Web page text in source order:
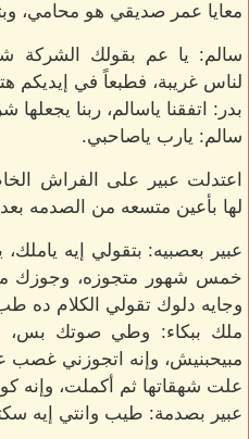
معايا عمر صديقي هو محامي،
سالم: يا عم بقولك الشركة
لناس غريبة، فطبعاً في إيديكم
بدر: اتفقنا ياسالم، ربنا يجعلها
سالم: يارب ياصاحبي.
اعتدلت عبير على الفراش
لها بأعين متسعه من الصدمه
عبير بعصبيه: بتقولي إيه
خمس شهور متجوزه، وجوزك
وجايه دلوك تقولي الكلام ده
ملك ببكاء: وطي صوتك بس،
مبيحبنيش، وإنه اتجوزني غصب
علت شهقاتها ثم أكملت،
عبير بصدمة: طيب وانتي إيه